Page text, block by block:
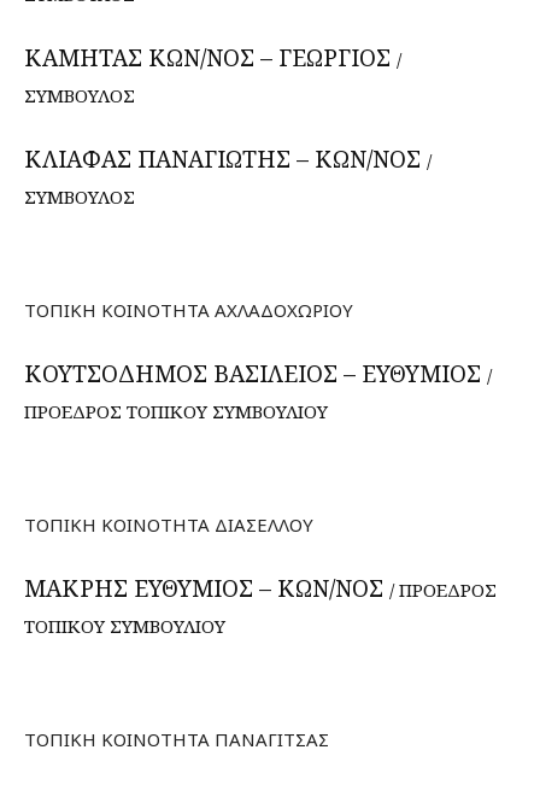
ΚΑΜΗΤΑΣ ΚΩΝ/ΝΟΣ – ΓΕΩΡΓΙΟΣ /
ΣΥΜΒΟΥΛΟΣ
ΚΛΙΑΦΑΣ ΠΑΝΑΓΙΩΤΗΣ – ΚΩΝ/ΝΟΣ /
ΣΥΜΒΟΥΛΟΣ
ΤΟΠΙΚΗ ΚΟΙΝΟΤΗΤΑ ΑΧΛΑΔΟΧΩΡΙΟΥ
ΚΟΥΤΣΟΔΗΜΟΣ ΒΑΣΙΛΕΙΟΣ – ΕΥΘΥΜΙΟΣ /
ΠΡΟΕΔΡΟΣ ΤΟΠΙΚΟΥ ΣΥΜΒΟΥΛΙΟΥ
ΤΟΠΙΚΗ ΚΟΙΝΟΤΗΤΑ ΔΙΑΣΕΛΛΟΥ
ΜΑΚΡΗΣ ΕΥΘΥΜΙΟΣ – ΚΩΝ/ΝΟΣ / ΠΡΟΕΔΡΟΣ
ΤΟΠΙΚΟΥ ΣΥΜΒΟΥΛΙΟΥ
ΤΟΠΙΚΗ ΚΟΙΝΟΤΗΤΑ ΠΑΝΑΓΙΤΣΑΣ